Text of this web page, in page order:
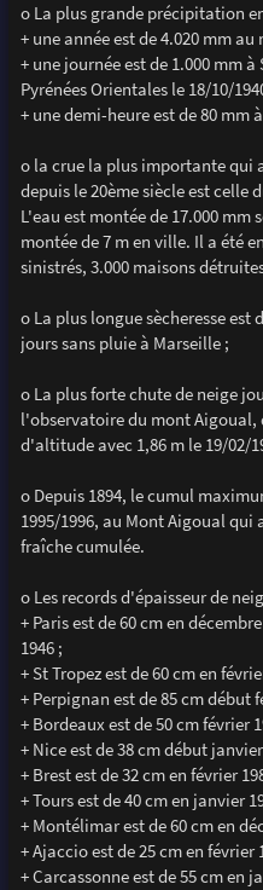
o La plus grande précipitation
+ une année est de 4.020 mm
+ une journée est de 1.000 mm
Pyrénées Orientales le 18/10/
+ une demi-heure est de 80 mm
o la crue la plus importante qui
depuis le 20ème siècle est celle
L'eau est montée de 17.000 mm
montée de 7 m en ville. Il a été
sinistrés, 3.000 maisons
o La plus longue sècheresse est
jours sans pluie à Marseille ;
o La plus forte chute de neige
l'observatoire du mont Aigoual,
d'altitude avec 1,86 m le 19/02/
o Depuis 1894, le cumul
1995/1996, au Mont Aigoual qui
fraîche cumulée.
o Les records d'épaisseur de
+ Paris est de 60 cm en
1946 ;
+ St Tropez est de 60 cm en
+ Perpignan est de 85 cm début
+ Bordeaux est de 50 cm février
+ Nice est de 38 cm début
+ Brest est de 32 cm en février
+ Tours est de 40 cm en janvier
+ Montélimar est de 60 cm en
+ Ajaccio est de 25 cm en février
+ Carcassonne est de 55 cm en